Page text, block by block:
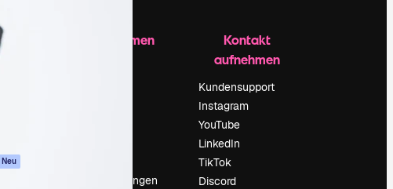
Neu
Unternehmen
Veranstaltungen
Kontakt
aufnehmen
Kundensupport
Instagram
YouTube
LinkedIn
TikTok
Discord